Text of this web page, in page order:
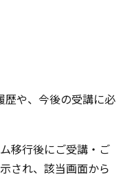
歴や、今後の受講に必
移行後にご受講・ご
され、該当画面から